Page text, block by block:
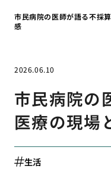
市民病院の医師が語る不採
感
2026.06.10
市民病院の
医療の現場
生活